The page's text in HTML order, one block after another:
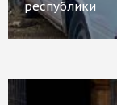
республики